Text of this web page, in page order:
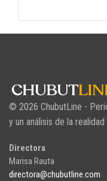
© 2026 ChubutLine -
y un análisis de la
Directora
Marisa Rauta
directora@chubutline.com